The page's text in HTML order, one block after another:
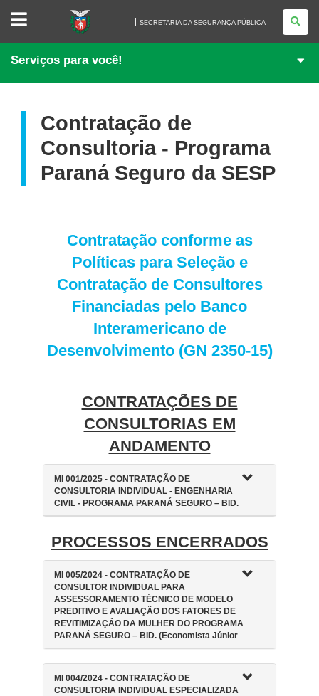
SECRETARIA
SEGURANÇA
PÚBLICA
SECRETARIA DA SEGURANÇA PÚBLICA
Serviços para você!
Contratação de
Consultoria - Programa
Paraná Seguro da SESP
Contratação conforme as
Políticas para Seleção e
Contratação de Consultores
Financiadas pelo Banco
Interamericano de
Desenvolvimento (GN 2350-15)
CONTRATAÇÕES DE
CONSULTORIAS EM
ANDAMENTO
MI 001/2025 - CONTRATAÇÃO DE
CONSULTORIA INDIVIDUAL - ENGENHARIA
CIVIL - PROGRAMA PARANÁ SEGURO – BID.
PROCESSOS ENCERRADOS
MI 005/2024 - CONTRATAÇÃO DE
CONSULTOR INDIVIDUAL PARA
ASSESSORAMENTO TÉCNICO DE MODELO
PREDITIVO E AVALIAÇÃO DOS FATORES DE
REVITIMIZAÇÃO DA MULHER DO PROGRAMA
PARANÁ SEGURO – BID. (Economista Júnior
MI 004/2024 - CONTRATAÇÃO DE
CONSULTORIA INDIVIDUAL ESPECIALIZADA